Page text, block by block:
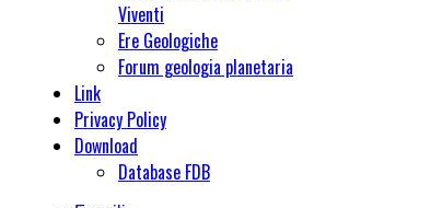
Viventi
Ere Geologiche
Forum geologia planetaria
Link
Privacy Policy
Download
Database FDB